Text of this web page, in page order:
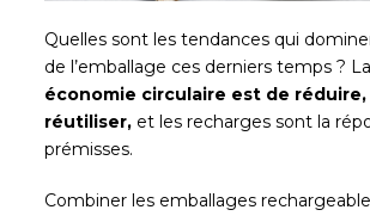
Quelles sont les tendances qui
de l’emballage ces derniers temps ?
économie circulaire est de
réutiliser, et les recharges sont la
prémisses.
Combiner les emballages